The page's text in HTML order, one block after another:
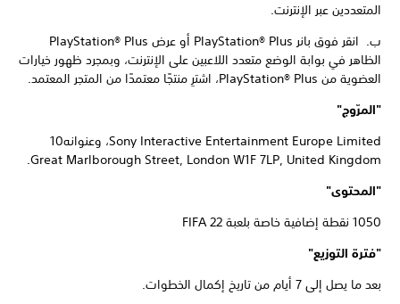
المتعددين عبر الإنترنت.
ب. انقر فوق بانر PlayStation® Plus أو عرض PlayStation® Plus
الظاهر في بوابة الوضع متعدد اللاعبين على الإنترنت، وبمجرد ظهور خيارات
العضوية من PlayStation® Plus، اشترِ منتجًا معتمدًا من المتجر المعتمد.
"المرّوج"
Sony Interactive Entertainment Europe Limited، وعنوانه‎10
Great Marlborough Street, London W1F 7LP, United Kingdom.
"المحتوى"
1050 نقطة إضافية خاصة بلعبة FIFA 22
"فترة التوزيع"
بعد ما يصل إلى 7 أيام من تاريخ إكمال الخطوات.